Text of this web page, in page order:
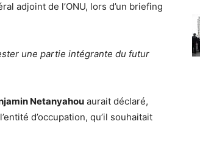
adjoint de l’ONU, lors d’un briefing
une partie intégrante du futur
Netanyahou aurait déclaré,
d’occupation, qu’il souhaitait